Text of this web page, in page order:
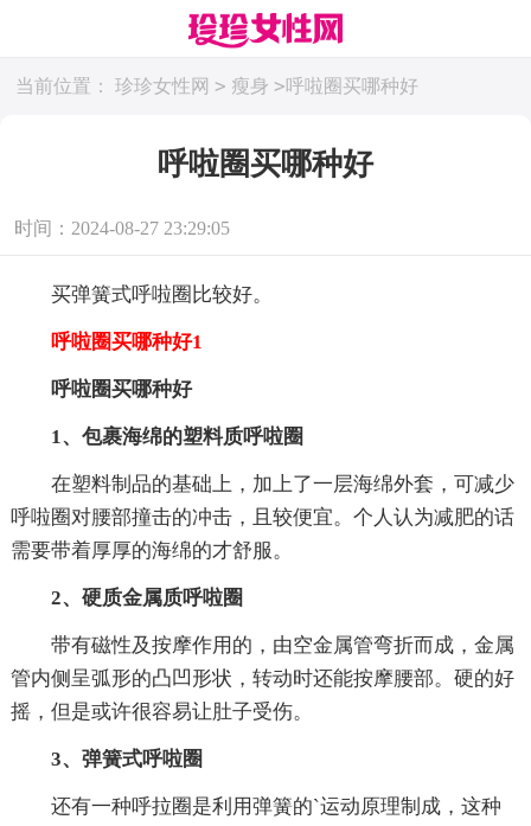
当前位置： 珍珍女性网 > 瘦身 >呼啦圈买哪种好
呼啦圈买哪种好
时间：2024-08-27 23:29:05
买弹簧式呼啦圈比较好。
呼啦圈买哪种好1
呼啦圈买哪种好
1、包裹海绵的塑料质呼啦圈
在塑料制品的基础上，加上了一层海绵外套，可减少
呼啦圈对腰部撞击的冲击，且较便宜。个人认为减肥的话
需要带着厚厚的海绵的才舒服。
2、硬质金属质呼啦圈
带有磁性及按摩作用的，由空金属管弯折而成，金属
管内侧呈弧形的凸凹形状，转动时还能按摩腰部。硬的好
摇，但是或许很容易让肚子受伤。
3、弹簧式呼啦圈
还有一种呼拉圈是利用弹簧的`运动原理制成，这种